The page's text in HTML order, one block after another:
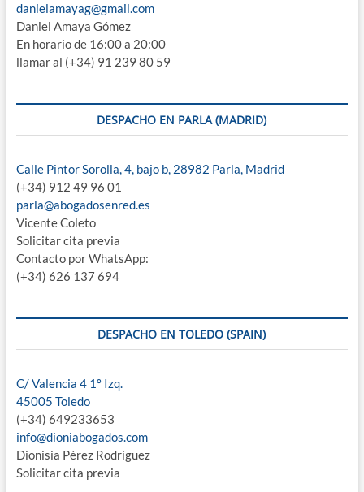
danielamayag@gmail.com
Daniel Amaya Gómez
En horario de 16:00 a 20:00
llamar al (+34) 91 239 80 59
DESPACHO EN PARLA (MADRID)
Calle Pintor Sorolla, 4, bajo b, 28982 Parla, Madrid
(+34) 912 49 96 01
parla@abogadosenred.es
Vicente Coleto
Solicitar cita previa
Contacto por WhatsApp:
(+34) 626 137 694
DESPACHO EN TOLEDO (SPAIN)
C/ Valencia 4 1º Izq.
45005 Toledo
(+34) 649233653
info@dioniabogados.com
Dionisia Pérez Rodríguez
Solicitar cita previa